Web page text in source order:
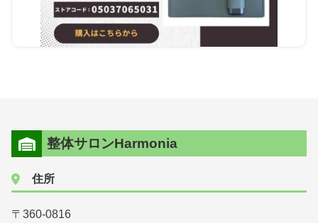
整体サロンHarmonia
住所
〒360-0816